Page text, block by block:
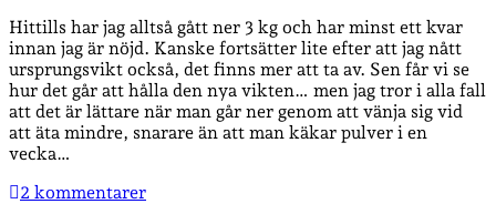
Hittills har jag alltså gått ner 3 kg och har minst ett kvar
innan jag är nöjd. Kanske fortsätter lite efter att jag nått
ursprungsvikt också, det finns mer att ta av. Sen får vi se
hur det går att hålla den nya vikten… men jag tror i alla fall
att det är lättare när man går ner genom att vänja sig vid
att äta mindre, snarare än att man käkar pulver i en
vecka…
2 kommentarer